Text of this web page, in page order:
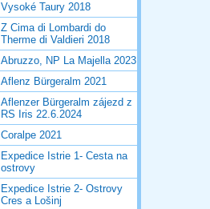
Vysoké Taury 2018
Z Cima di Lombardi do
Therme di Valdieri 2018
Abruzzo, NP La Majella 2023
Aflenz Bürgeralm 2021
Aflenzer Bürgeralm zájezd z
RS Iris 22.6.2024
Coralpe 2021
Expedice Istrie 1- Cesta na
ostrovy
Expedice Istrie 2- Ostrovy
Cres a Lošinj